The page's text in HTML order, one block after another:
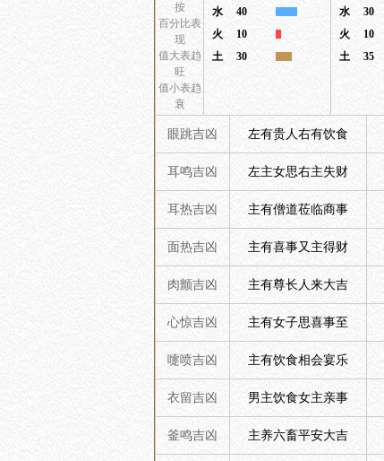
按
百分比表
现
值大表趋
旺
值小表趋
衰
水
40
火
10
土
30
水
30
火
10
土
35
眼跳吉凶 左有贵人右有饮食
耳鸣吉凶 左主女思右主失财
耳热吉凶 主有僧道莅临商事
面热吉凶 主有喜事又主得财
肉颤吉凶 主有尊长人来大吉
心惊吉凶 主有女子思喜事至
嚏喷吉凶 主有饮食相会宴乐
衣留吉凶 男主饮食女主亲事
釜鸣吉凶 主养六畜平安大吉